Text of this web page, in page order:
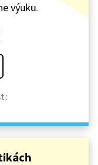
výuku.